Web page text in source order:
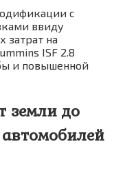
с
ввиду
на
ISF 2.8
и повышенной
земли до